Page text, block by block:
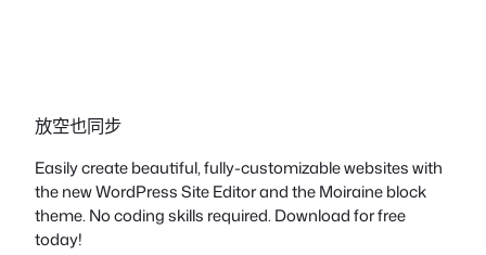
放空也同步
Easily create beautiful, fully-customizable websites with
the new WordPress Site Editor and the Moiraine block
theme. No coding skills required. Download for free
today!